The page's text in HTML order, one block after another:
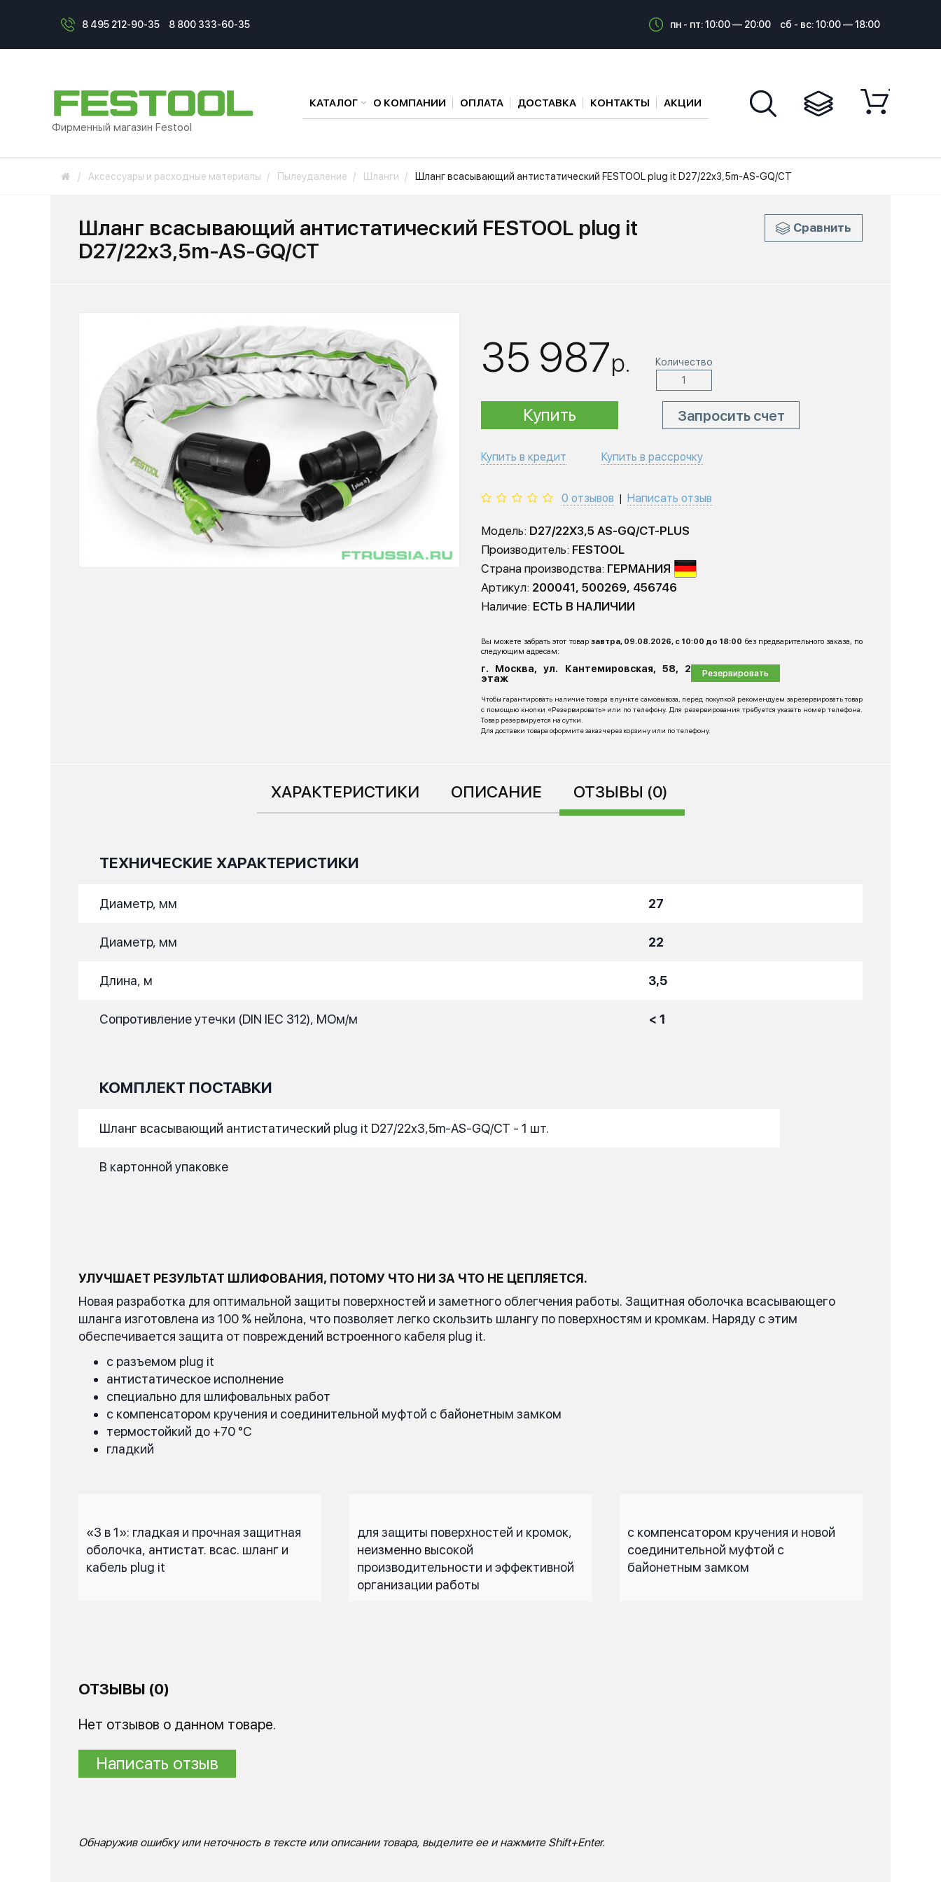
8 495 212-90-35 8 800 333-60-35 пн - пт: 10:00 — 20:00 сб - вс: 10:00 — 18:00
Фирменный магазин Festool
КАТАЛОГ О КОМПАНИИ ОПЛАТА ДОСТАВКА КОНТАКТЫ АКЦИИ
Аксессуары и расходные материалы Пылеудаление Шланги Шланг всасывающий антистатический FESTOOL plug it D27/22x3,5m-AS-GQ/CT
Шланг всасывающий антистатический FESTOOL plug it
D27/22x3,5m-AS-GQ/CT
Сравнить
35 987р. Количество
Купить Запросить счет
Купить в кредит Купить в рассрочку
0 отзывов Написать отзыв
Модель: D27/22X3,5 AS-GQ/CT-PLUS
Производитель: FESTOOL
Страна производства: ГЕРМАНИЯ
Артикул: 200041, 500269, 456746
Наличие: ЕСТЬ В НАЛИЧИИ
Вы можете забрать этот товар завтра, 09.08.2026, с 10:00 до 18:00 без предварительного заказа, по
следующим адресам:
г. Москва, ул. Кантемировская, 58, 2
этаж
Резервировать
Чтобы гарантировать наличие товара в пункте самовывоза, перед покупкой рекомендуем зарезервировать товар
с помощью кнопки «Резервировать» или по телефону. Для резервирования требуется указать номер телефона.
Товар резервируется на сутки.
Для доставки товара оформите заказ через корзину или по телефону.
ХАРАКТЕРИСТИКИ ОПИСАНИЕ ОТЗЫВЫ (0)
ТЕХНИЧЕСКИЕ ХАРАКТЕРИСТИКИ
Диаметр, мм 27
Диаметр, мм 22
Длина, м 3,5
Сопротивление утечки (DIN IEC 312), МОм/м < 1
КОМПЛЕКТ ПОСТАВКИ
Шланг всасывающий антистатический plug it D27/22x3,5m-AS-GQ/CT - 1 шт.
В картонной упаковке
УЛУЧШАЕТ РЕЗУЛЬТАТ ШЛИФОВАНИЯ, ПОТОМУ ЧТО НИ ЗА ЧТО НЕ ЦЕПЛЯЕТСЯ.
Новая разработка для оптимальной защиты поверхностей и заметного облегчения работы. Защитная оболочка всасывающего
шланга изготовлена из 100 % нейлона, что позволяет легко скользить шлангу по поверхностям и кромкам. Наряду с этим
обеспечивается защита от повреждений встроенного кабеля plug it.
с разъемом plug it
антистатическое исполнение
специально для шлифовальных работ
с компенсатором кручения и соединительной муфтой с байонетным замком
термостойкий до +70 °C
гладкий
«3 в 1»: гладкая и прочная защитная
оболочка, антистат. всас. шланг и
кабель plug it
для защиты поверхностей и кромок,
неизменно высокой
производительности и эффективной
организации работы
с компенсатором кручения и новой
соединительной муфтой с
байонетным замком
ОТЗЫВЫ (0)
Нет отзывов о данном товаре.
Написать отзыв
Обнаружив ошибку или неточность в тексте или описании товара, выделите ее и нажмите Shift+Enter.